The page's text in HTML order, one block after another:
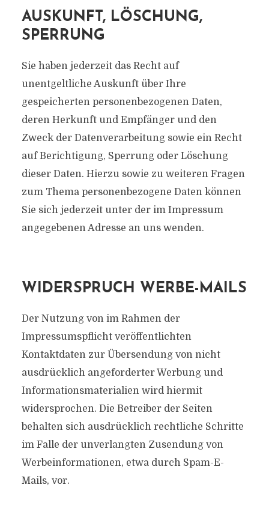
AUSKUNFT, LÖSCHUNG,
SPERRUNG
Sie haben jederzeit das Recht auf
unentgeltliche Auskunft über Ihre
gespeicherten personenbezogenen Daten,
deren Herkunft und Empfänger und den
Zweck der Datenverarbeitung sowie ein Recht
auf Berichtigung, Sperrung oder Löschung
dieser Daten. Hierzu sowie zu weiteren Fragen
zum Thema personenbezogene Daten können
Sie sich jederzeit unter der im Impressum
angegebenen Adresse an uns wenden.
WIDERSPRUCH WERBE-MAILS
Der Nutzung von im Rahmen der
Impressumspflicht veröffentlichten
Kontaktdaten zur Übersendung von nicht
ausdrücklich angeforderter Werbung und
Informationsmaterialien wird hiermit
widersprochen. Die Betreiber der Seiten
behalten sich ausdrücklich rechtliche Schritte
im Falle der unverlangten Zusendung von
Werbeinformationen, etwa durch Spam-E-
Mails, vor.